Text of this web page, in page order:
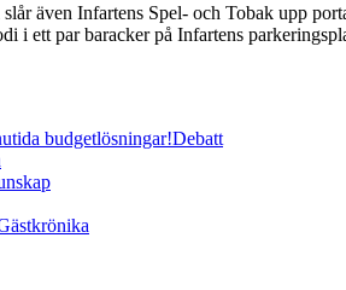
även Infartens Spel- och Tobak upp
i ett par baracker på Infartens
budgetlösningar!Debatt